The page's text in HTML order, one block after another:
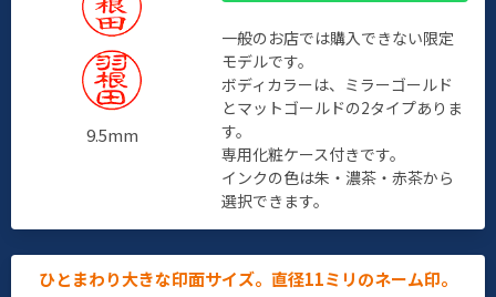
9.5mm
一般のお店では購入できない限定
モデルです。
ボディカラーは、ミラーゴールド
とマットゴールドの2タイプありま
す。
専用化粧ケース付きです。
インクの色は朱・濃茶・赤茶から
選択できます。
ひとまわり大きな印面サイズ。直径11ミリのネーム印。